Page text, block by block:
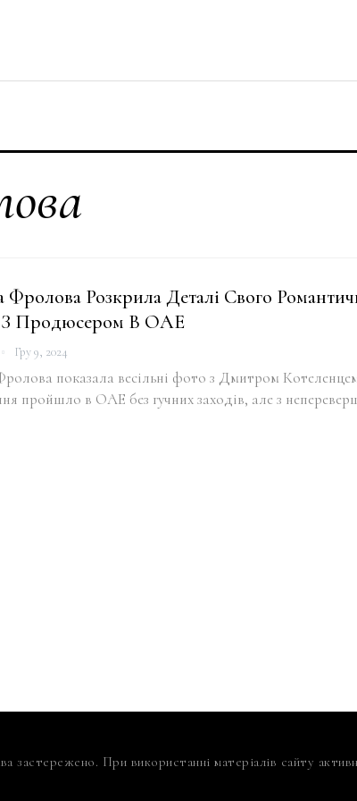
Фролова Розкрила Деталі Свого
З Продюсером В ОАЕ
Гру 9, 2024
показала весільні фото з Дмитром
пройшло в ОАЕ без гучних заходів, але з
застережено. При використанні матеріалів сайту